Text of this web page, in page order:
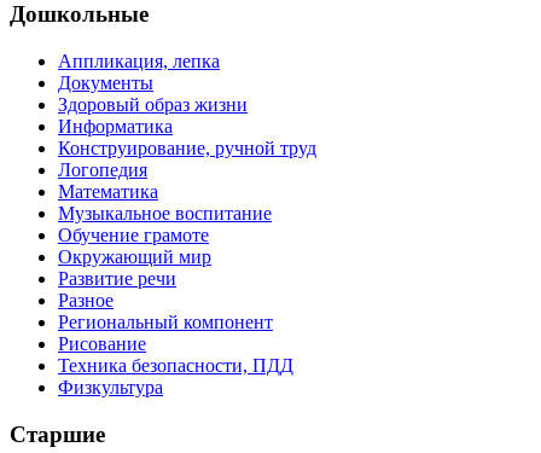
Дошкольные
Аппликация, лепка
Документы
Здоровый образ жизни
Информатика
Конструирование, ручной труд
Логопедия
Математика
Музыкальное воспитание
Обучение грамоте
Окружающий мир
Развитие речи
Разное
Региональный компонент
Рисование
Техника безопасности, ПДД
Физкультура
Старшие